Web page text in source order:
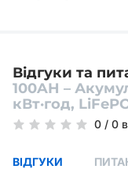
Відгуки та
100AH –
кВт·год,
0 / 0
ВІДГУКИ